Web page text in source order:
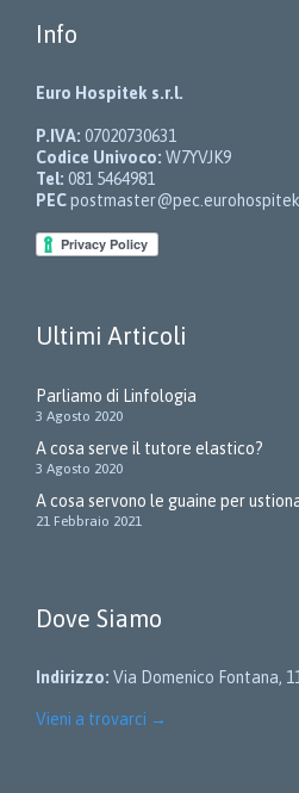
Info
Euro Hospitek s.r.l.
P.IVA: 07020730631
Codice Univoco: W7YVJK9
Tel: 081 5464981
PEC
Ultimi Articoli
Parliamo di Linfologia
3 Agosto 2020
A cosa serve il tutore elastico?
3 Agosto 2020
A cosa servono le guaine per
21 Febbraio 2021
Dove Siamo
Indirizzo: Via Domenico Fontana,
Vieni a trovarci →